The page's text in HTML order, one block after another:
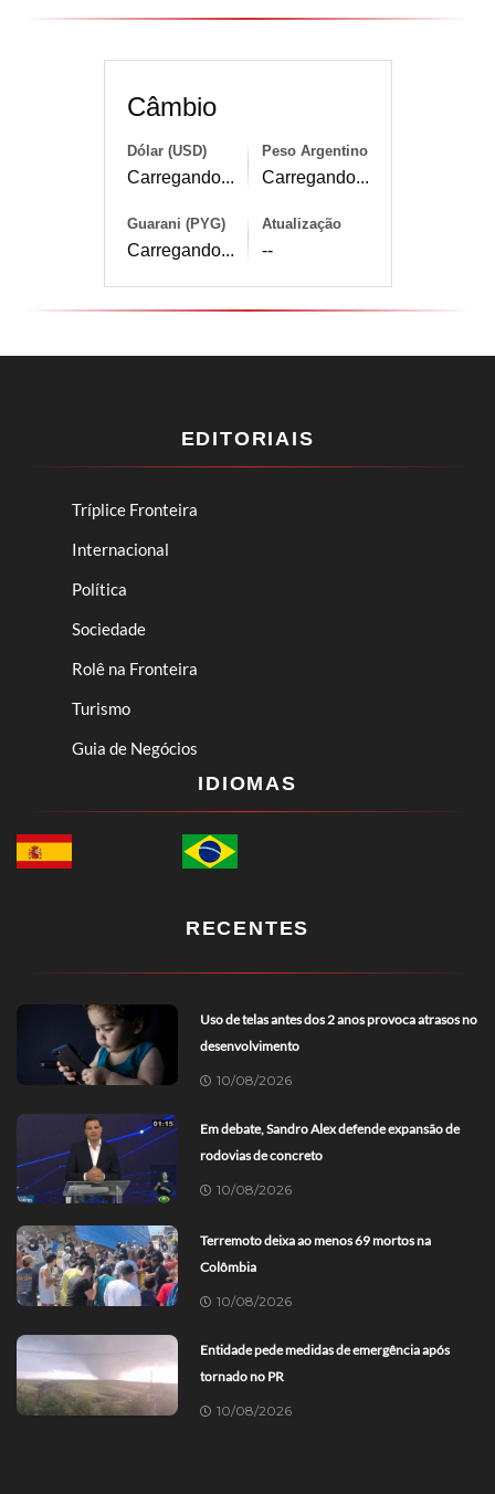
Câmbio
Dólar (USD)
Carregando...
Peso Argentino
Carregando...
Guarani (PYG)
Carregando...
Atualização
--
EDITORIAIS
Tríplice Fronteira
Internacional
Política
Sociedade
Rolê na Fronteira
Turismo
Guia de Negócios
IDIOMAS
RECENTES
Uso de telas antes dos 2 anos provoca atrasos no
desenvolvimento
10/08/2026
Em debate, Sandro Alex defende expansão de
rodovias de concreto
10/08/2026
Terremoto deixa ao menos 69 mortos na
Colômbia
10/08/2026
Entidade pede medidas de emergência após
tornado no PR
10/08/2026